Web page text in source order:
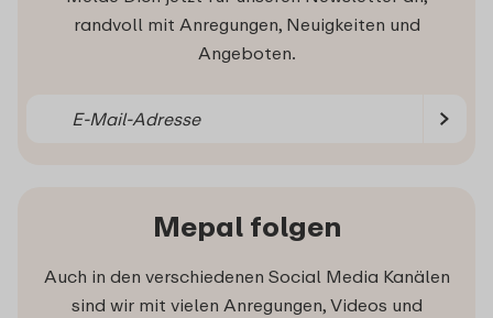
randvoll mit Anregungen, Neuigkeiten und
Angeboten.
Mepal folgen
Auch in den verschiedenen Social Media Kanälen
sind wir mit vielen Anregungen, Videos und